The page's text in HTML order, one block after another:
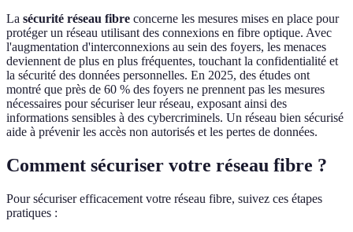
La sécurité réseau fibre concerne les mesures mises en place pour
protéger un réseau utilisant des connexions en fibre optique. Avec
l'augmentation d'interconnexions au sein des foyers, les menaces
deviennent de plus en plus fréquentes, touchant la confidentialité et
la sécurité des données personnelles. En 2025, des études ont
montré que près de 60 % des foyers ne prennent pas les mesures
nécessaires pour sécuriser leur réseau, exposant ainsi des
informations sensibles à des cybercriminels. Un réseau bien sécurisé
aide à prévenir les accès non autorisés et les pertes de données.
Comment sécuriser votre réseau fibre ?
Pour sécuriser efficacement votre réseau fibre, suivez ces étapes
pratiques :